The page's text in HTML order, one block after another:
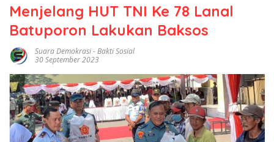
Menjelang HUT TNI Ke 78 Lanal
Batuporon Lakukan Baksos
Suara Demokrasi-Bakti Sosial
30 September 2023